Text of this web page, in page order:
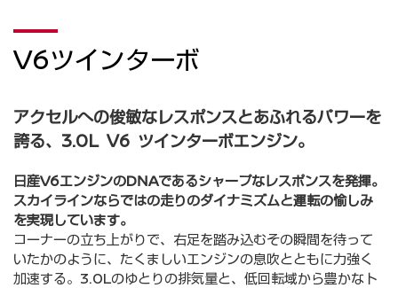
V6ツインターボ
アクセルへの俊敏なレスポンスとあふれるパワーを
誇る、3.0L V6 ツインターボエンジン。
日産V6エンジンのDNAであるシャープなレスポンスを発揮。
スカイラインならではの走りのダイナミズムと運転の愉しみ
を実現しています。
コーナーの立ち上がりで、右足を踏み込むその瞬間を待って
いたかのように、たくましいエンジンの息吹とともに力強く
加速する。3.0Lのゆとりの排気量と、低回転域から豊かなト